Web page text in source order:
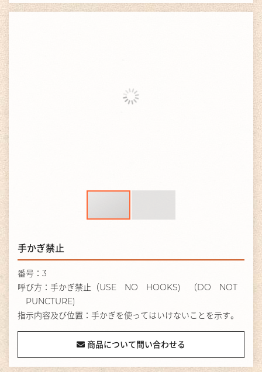
手かぎ禁止
番号：3
呼び方：手かぎ禁止（USE NO HOOKS) （DO NOT
PUNCTURE)
指示内容及び位置：手かぎを使ってはいけないことを示す。
商品について問い合わせる